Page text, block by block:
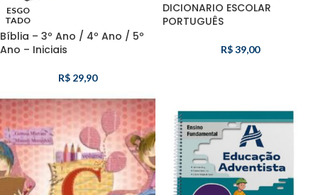
ESGO
TADO
Bíblia – 3º Ano / 4º Ano / 5º
Ano – Iniciais
R$ 29,90
DICIONARIO ESCOLAR
PORTUGUÊS
R$39,00